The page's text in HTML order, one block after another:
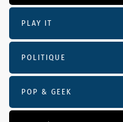
PLAY IT
POLITIQUE
POP & GEEK